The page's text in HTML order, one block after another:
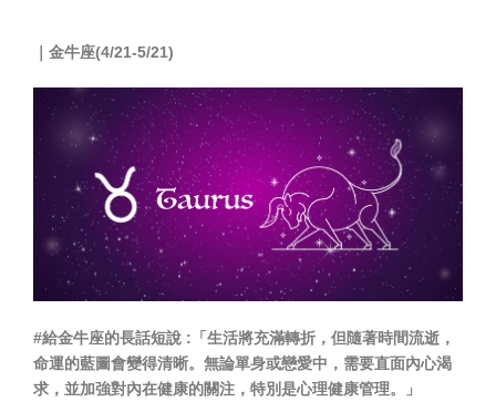
金牛座(4/21-5/21)
#給金牛座的長話短說 :「生活將充滿轉折，但隨著時間流逝，
命運的藍圖會變得清晰。無論單身或戀愛中，需要直面內心渴
求，並加強對內在健康的關注，特別是心理健康管理。」